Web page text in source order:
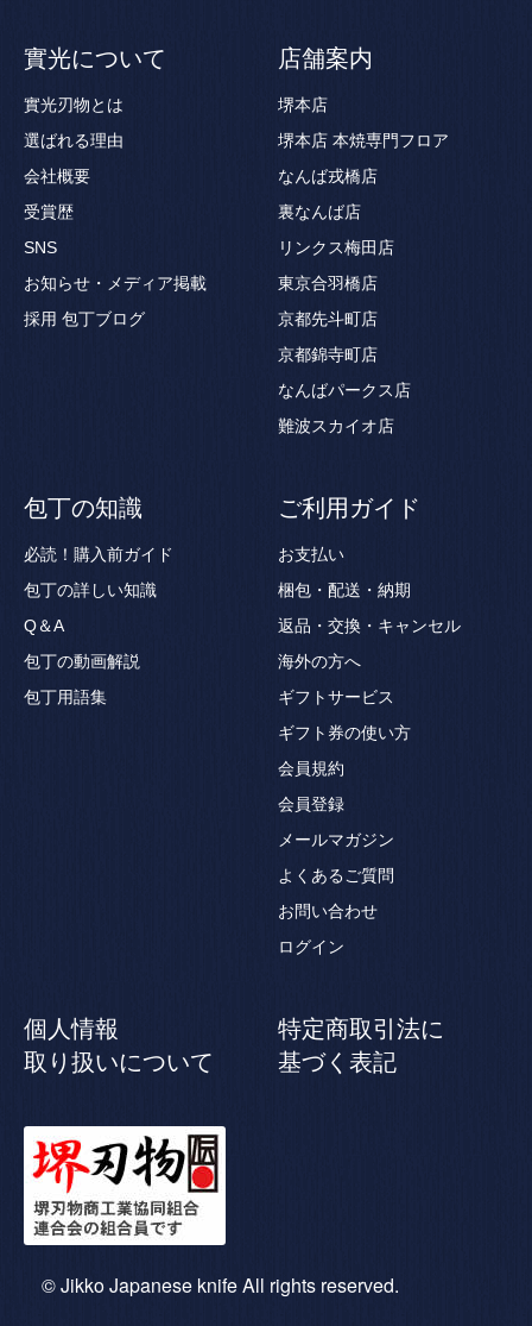
實光について
實光刃物とは
選ばれる理由
会社概要
受賞歴
SNS
お知らせ・メディア掲載
採用 包丁ブログ
店舗案内
堺本店
堺本店 本焼専門フロア
なんば戎橋店
裏なんば店
リンクス梅田店
東京合羽橋店
京都先斗町店
京都錦寺町店
なんばパークス店
難波スカイオ店
包丁の知識
必読！購入前ガイド
包丁の詳しい知識
Q＆A
包丁の動画解説
包丁用語集
ご利用ガイド
お支払い
梱包・配送・納期
返品・交換・キャンセル
海外の方へ
ギフトサービス
ギフト券の使い方
会員規約
会員登録
メールマガジン
よくあるご質問
お問い合わせ
ログイン
個人情報
取り扱いについて
特定商取引法に
基づく表記
© Jikko Japanese knife All rights reserved.